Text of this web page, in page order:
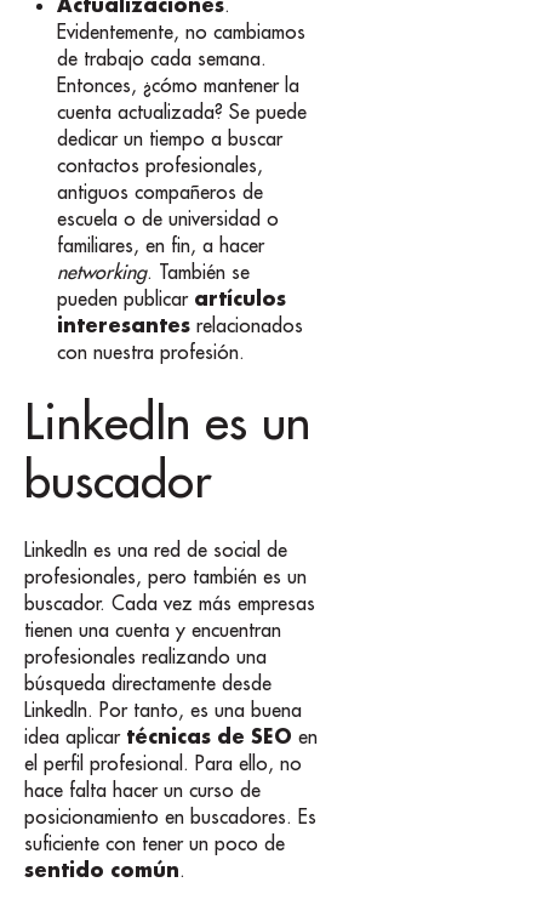
Evidentemente, no cambiamos
de trabajo cada semana.
Entonces, ¿cómo mantener la
cuenta actualizada? Se puede
dedicar un tiempo a buscar
contactos profesionales,
antiguos compañeros de
escuela o de universidad o
familiares, en fin, a hacer
networking. También se
pueden publicar artículos
interesantes relacionados
con nuestra profesión.
LinkedIn es un
buscador
LinkedIn es una red de social de
profesionales, pero también es un
buscador. Cada vez más empresas
tienen una cuenta y encuentran
profesionales realizando una
búsqueda directamente desde
LinkedIn. Por tanto, es una buena
idea aplicar técnicas de SEO en
el perfil profesional. Para ello, no
hace falta hacer un curso de
posicionamiento en buscadores. Es
suficiente con tener un poco de
sentido común.